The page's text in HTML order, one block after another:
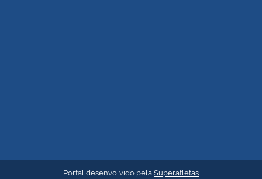
Portal desenvolvido pela Superatletas